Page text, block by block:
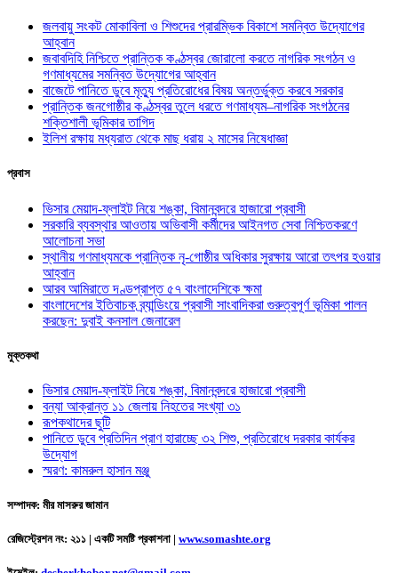
জলবায়ু সংকট মোকাবিলা ও শিশুদের প্রারম্ভিক বিকাশে সমন্বিত উদ্যোগের
আহ্বান
জবাবদিহি নিশ্চিতে প্রান্তিক কণ্ঠস্বর জোরালো করতে নাগরিক সংগঠন ও
গণমাধ্যমের সমন্বিত উদ্যোগের আহ্বান
বাজেটে পানিতে ডুবে মৃত্যু প্রতিরোধের বিষয় অন্তর্ভুক্ত করবে সরকার
প্রান্তিক জনগোষ্ঠীর কণ্ঠস্বর তুলে ধরতে গণমাধ্যম–নাগরিক সংগঠনের
শক্তিশালী ভূমিকার তাগিদ
ইলিশ রক্ষায় মধ্যরাত থেকে মাছ ধরায় ২ মাসের নিষেধাজ্ঞা
প্রবাস
ভিসার মেয়াদ-ফ্লাইট নিয়ে শঙ্কা, বিমানবন্দরে হাজারো প্রবাসী
সরকারি ব্যবস্থার আওতায় অভিবাসী কর্মীদের আইনগত সেবা নিশ্চিতকরণে
আলোচনা সভা
স্থানীয় গণমাধ্যমকে প্রান্তিক নৃ-গোষ্ঠীর অধিকার সুরক্ষায় আরো তৎপর হওয়ার
আহ্বান
আরব আমিরাতে দণ্ডপ্রাপ্ত ৫৭ বাংলাদেশিকে ক্ষমা
বাংলাদেশের ইতিবাচক ব্র্যান্ডিংয়ে প্রবাসী সাংবাদিকরা গুরুত্বপূর্ণ ভূমিকা পালন
করছেন: দুবাই কনসাল জেনারেল
মুক্তকথা
ভিসার মেয়াদ-ফ্লাইট নিয়ে শঙ্কা, বিমানবন্দরে হাজারো প্রবাসী
বন্যা আক্রান্ত ১১ জেলায় নিহতের সংখ্যা ৩১
রূপকথাদের ছুটি
পানিতে ডুবে প্রতিদিন প্রাণ হারাচ্ছে ৩২ শিশু, প্রতিরোধে দরকার কার্যকর
উদ্যোগ
স্মরণ: কামরুল হাসান মঞ্জু
সম্পাদক: মীর মাসরুর জামান
রেজিস্ট্রেশন নং: ২১১ | একটি সমষ্টি প্রকাশনা | www.somashte.org